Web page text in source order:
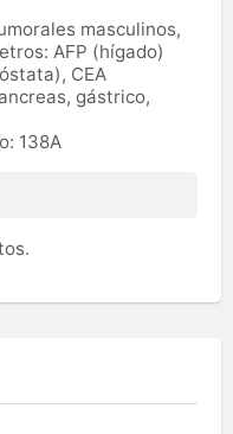
masculinos,
AFP (hígado)
CEA
gástrico,
138A